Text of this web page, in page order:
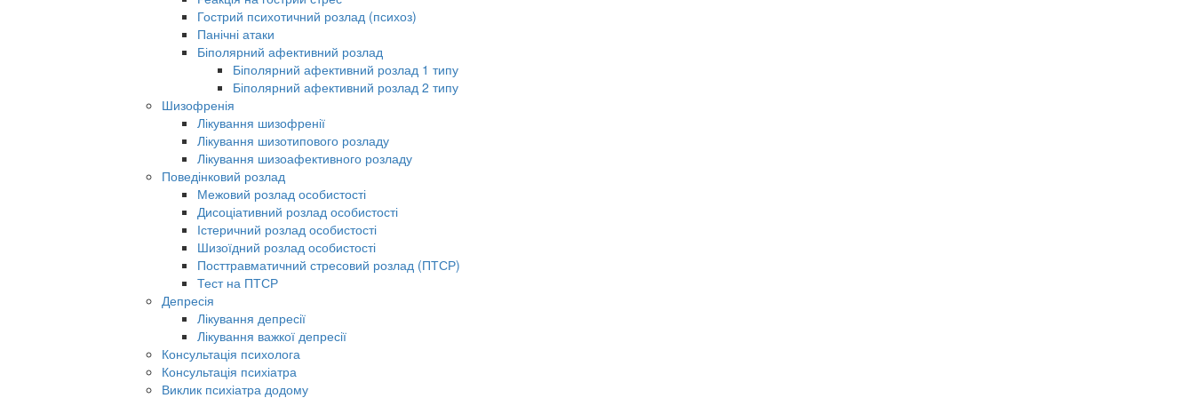
Гострий психотичний розлад (психоз)
Панічні атаки
Біполярний афективний розлад
Біполярний афективний розлад 1 типу
Біполярний афективний розлад 2 типу
Шизофренія
Лікування шизофренії
Лікування шизотипового розладу
Лікування шизоафективного розладу
Поведінковий розлад
Межовий розлад особистості
Дисоціативний розлад особистості
Істеричний розлад особистості
Шизоїдний розлад особистості
Посттравматичний стресовий розлад (ПТСР)
Тест на ПТСР
Депресія
Лікування депресії
Лікування важкої депресії
Консультація психолога
Консультація психіатра
Виклик психіатра додому